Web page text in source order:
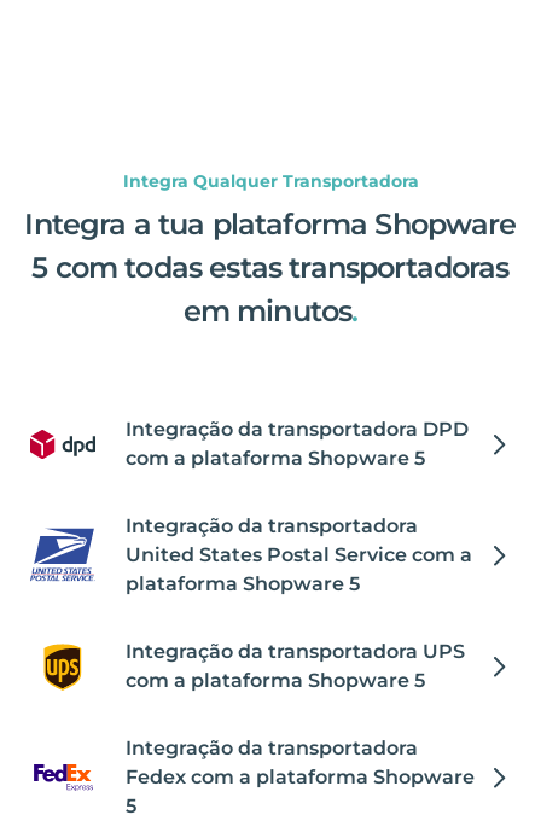
Integra Qualquer Transportadora
Integra a tua plataforma Shopware
5 com todas estas transportadoras
em minutos.
Integração da transportadora DPD
com a plataforma Shopware 5
Integração da transportadora
United States Postal Service com a
plataforma Shopware 5
Integração da transportadora UPS
com a plataforma Shopware 5
Integração da transportadora
Fedex com a plataforma Shopware
5